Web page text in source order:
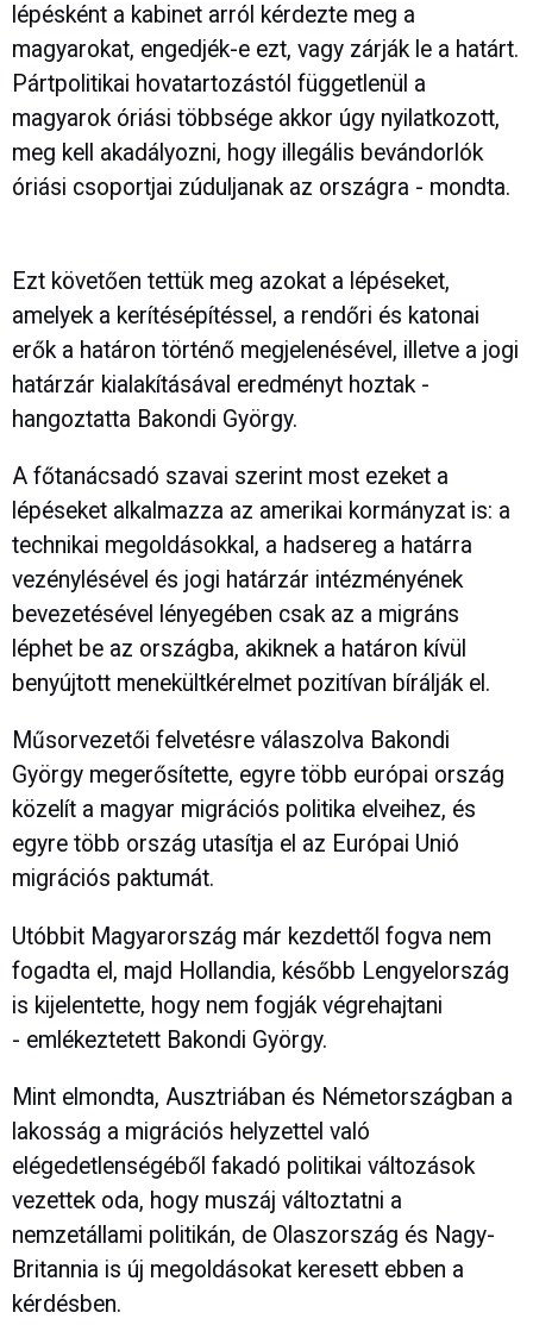
lépésként a kabinet arról kérdezte meg a
magyarokat, engedjék-e ezt, vagy zárják le a határt.
Pártpolitikai hovatartozástól függetlenül a
magyarok óriási többsége akkor úgy nyilatkozott,
meg kell akadályozni, hogy illegális bevándorlók
óriási csoportjai zúduljanak az országra - mondta.
Ezt követően tettük meg azokat a lépéseket,
amelyek a kerítésépítéssel, a rendőri és katonai
erők a határon történő megjelenésével, illetve a jogi
határzár kialakításával eredményt hoztak -
hangoztatta Bakondi György.
A főtanácsadó szavai szerint most ezeket a
lépéseket alkalmazza az amerikai kormányzat is: a
technikai megoldásokkal, a hadsereg a határra
vezénylésével és jogi határzár intézményének
bevezetésével lényegében csak az a migráns
léphet be az országba, akiknek a határon kívül
benyújtott menekültkérelmet pozitívan bírálják el.
Műsorvezetői felvetésre válaszolva Bakondi
György megerősítette, egyre több európai ország
közelít a magyar migrációs politika elveihez, és
egyre több ország utasítja el az Európai Unió
migrációs paktumát.
Utóbbit Magyarország már kezdettől fogva nem
fogadta el, majd Hollandia, később Lengyelország
is kijelentette, hogy nem fogják végrehajtani
- emlékeztetett Bakondi György.
Mint elmondta, Ausztriában és Németországban a
lakosság a migrációs helyzettel való
elégedetlenségéből fakadó politikai változások
vezettek oda, hogy muszáj változtatni a
nemzetállami politikán, de Olaszország és Nagy-
Britannia is új megoldásokat keresett ebben a
kérdésben.